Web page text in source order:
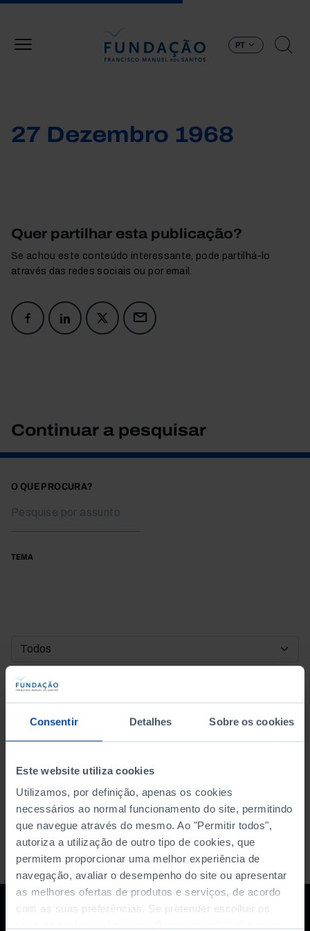
Consentir Detalhes Sobre os cookies
Este website utiliza cookies
Utilizamos, por definição, apenas os cookies
necessários ao normal funcionamento do site, permitindo
que navegue através do mesmo. Ao "Permitir todos",
autoriza a utilização de outro tipo de cookies, que
permitem proporcionar uma melhor experiência de
navegação, avaliar o desempenho do site ou apresentar
as melhores ofertas de produtos e serviços, de acordo
com as suas preferências. Se pretender escolher os
PT
27 Dezembro 1968
Quer partilhar esta publicação?
Se achou este conteúdo interessante, pode partilhá-lo
através das redes sociais ou por email.
Continuar a pesquisar
O QUE PROCURA?
TEMA
DATA DE INÍCIO
DATA DE FIM